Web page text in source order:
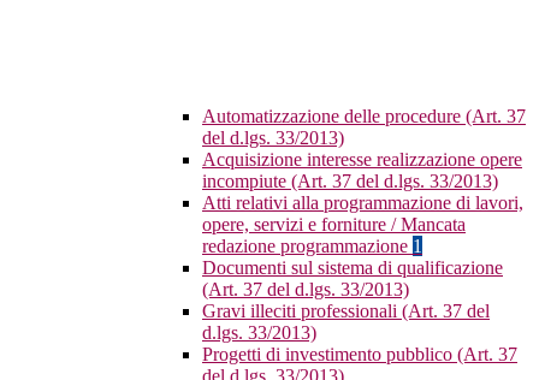
Automatizzazione delle procedure (Art. 37
del d.lgs. 33/2013)
Acquisizione interesse realizzazione opere
incompiute (Art. 37 del d.lgs. 33/2013)
Atti relativi alla programmazione di lavori,
opere, servizi e forniture / Mancata
redazione programmazione 1
Documenti sul sistema di qualificazione
(Art. 37 del d.lgs. 33/2013)
Gravi illeciti professionali (Art. 37 del
d.lgs. 33/2013)
Progetti di investimento pubblico (Art. 37